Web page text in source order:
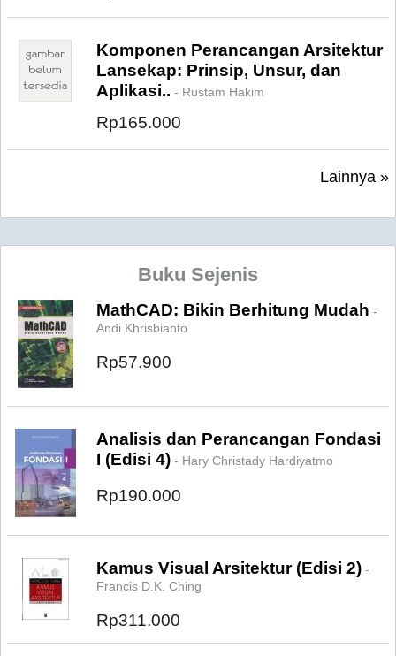
Komponen Perancangan Arsitektur
Lansekap: Prinsip, Unsur, dan
Aplikasi.. - Rustam Hakim
Rp165.000
Lainnya »
Buku Sejenis
MathCAD: Bikin Berhitung Mudah -
Andi Khrisbianto
Rp57.900
Analisis dan Perancangan Fondasi
I (Edisi 4) - Hary Christady Hardiyatmo
Rp190.000
Kamus Visual Arsitektur (Edisi 2) -
Francis D.K. Ching
Rp311.000